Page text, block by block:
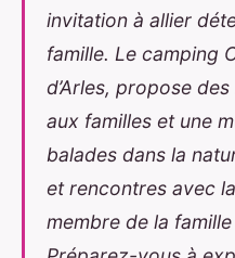
invitation à allier
famille. Le camping
d’Arles, propose
aux familles et une
balades dans la
et rencontres avec
membre de la